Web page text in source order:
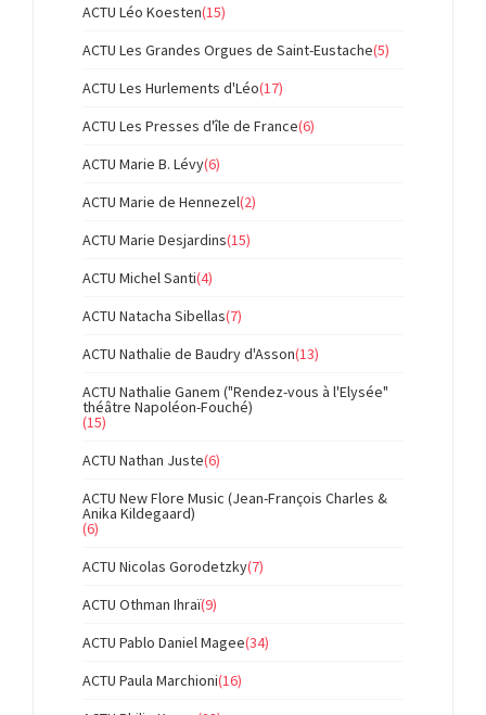
ACTU Léo Koesten(15)
ACTU Les Grandes Orgues de Saint-Eustache(5)
ACTU Les Hurlements d'Léo(17)
ACTU Les Presses d'île de France(6)
ACTU Marie B. Lévy(6)
ACTU Marie de Hennezel(2)
ACTU Marie Desjardins(15)
ACTU Michel Santi(4)
ACTU Natacha Sibellas(7)
ACTU Nathalie de Baudry d'Asson(13)
ACTU Nathalie Ganem ("Rendez-vous à l'Elysée"
théâtre Napoléon-Fouché)
(15)
ACTU Nathan Juste(6)
ACTU New Flore Music (Jean-François Charles &
Anika Kildegaard)
(6)
ACTU Nicolas Gorodetzky(7)
ACTU Othman Ihraï(9)
ACTU Pablo Daniel Magee(34)
ACTU Paula Marchioni(16)